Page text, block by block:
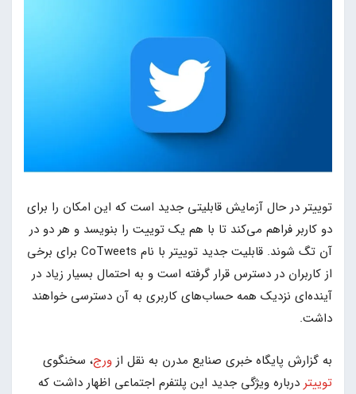
توییتر در حال آزمایش قابلیتی جدید است که این امکان را برای
دو کاربر فراهم می‌کند تا با هم یک توییت را بنویسد و هر دو در
آن تگ شوند. قابلیت جدید توییتر با نام CoTweets برای برخی
از کاربران در دسترس قرار گرفته است و به احتمال بسیار زیاد در
آینده‌ای نزدیک همه حساب‌های کاربری به آن دسترسی خواهند
داشت.
به گزارش پایگاه خبری صنایع مدرن به نقل از ورج، سخنگوی
توییتر درباره ویژگی جدید این پلتفرم اجتماعی اظهار داشت که